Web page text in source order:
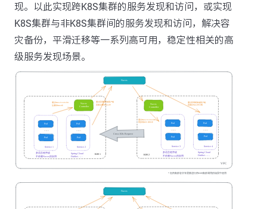
现。以此实现跨K8S集群的服务发现和访问，或实现
K8S集群与非K8S集群间的服务发现和访问，解决容
灾备份，平滑迁移等一系列高可用，稳定性相关的高
级服务发现场景。